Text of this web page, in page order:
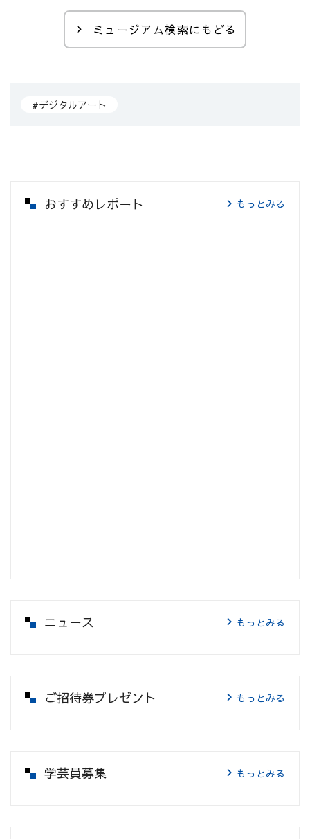
ミュージアム検索にもどる
#デジタルアート
おすすめレポート もっとみる
ニュース もっとみる
ご招待券プレゼント もっとみる
学芸員募集 もっとみる